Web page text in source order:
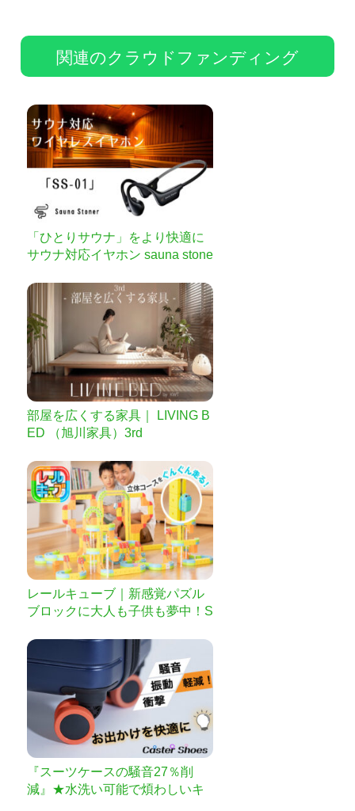
関連のクラウドファンディング
「ひとりサウナ」をより快適に
サウナ対応イヤホン sauna stone
部屋を広くする家具｜ LIVING B
ED （旭川家具）3rd
レールキューブ｜新感覚パズル
ブロックに大人も子供も夢中！S
『スーツケースの騒音27％削
減』★水洗い可能で煩わしいキ